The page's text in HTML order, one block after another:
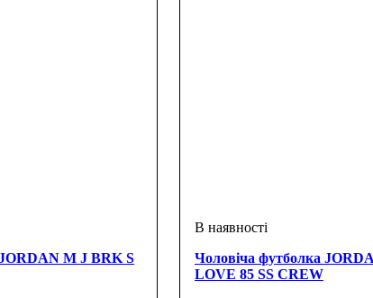
M J BRK S
Чоловіча футболка
LOVE 85 SS CREW